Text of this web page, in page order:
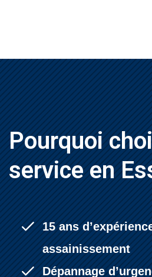
Pourquoi
service en
15 ans
assainissement
Dépannage